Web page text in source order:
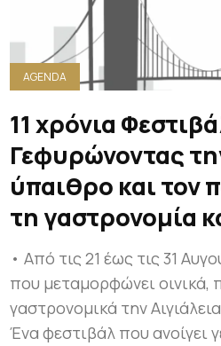
AGENDA
11 χρόνια
Γεφυρώνοντας
ύπαιθρο και τον
τη γαστρονομία
• Από τις 21 έως τις 31
που μεταμορφώνει οινικά,
γαστρονομικά την
Ένα φεστιβάλ που ανοίγει